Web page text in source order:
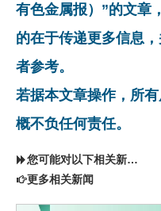
有色金属报）”的文章
的在于传递更多信息
者参考。
若据本文章操作，所
概不负任何责任。
您可能对以下相关新闻同样感兴趣
更多相关新闻